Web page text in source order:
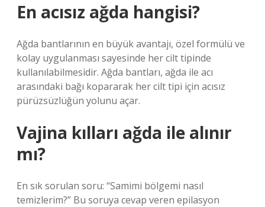
En acısız ağda hangisi?
Ağda bantlarının en büyük avantajı, özel formülü ve
kolay uygulanması sayesinde her cilt tipinde
kullanılabilmesidir. Ağda bantları, ağda ile acı
arasındaki bağı kopararak her cilt tipi için acısız
pürüzsüzlüğün yolunu açar.
Vajina kılları ağda ile alınır
mı?
En sık sorulan soru: “Samimi bölgemi nasıl
temizlerim?” Bu soruya cevap veren epilasyon